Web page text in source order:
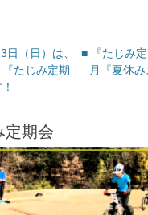
（日）は、
たじみ定期
次
■ 『たじみ
月『夏休み
定期会